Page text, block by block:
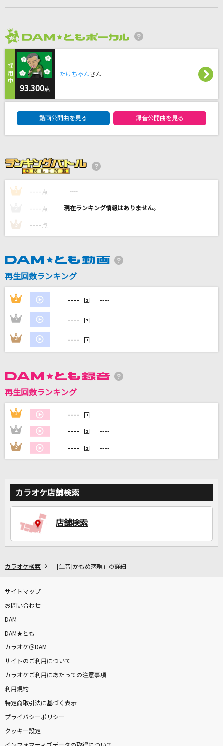
花火散って、君がちょっと遠くなる
[生音]ドライフラワー
優里
[生音]ちりぬるを
市川由紀乃
雪月花
ヤングスキニー
告白予行練習
HoneyWorks feat.GUMI
DAMの新曲・ランキングなど
カラオケ最新情報をチェック！
カラオケをもっと楽しもう！
自宅でカラオケ歌い放題！
93.300点
たけちゃんさん
動画公開曲を見る 録音公開曲を見る
1 ---- 点 ----
---- 点 ----
3 ---- 点 ----
再生回数ランキング
1 ---- 回 ----
2 ---- 回 ----
3 ---- 回 ----
再生回数ランキング
1 ---- 回 ----
2 ---- 回 ----
3 ---- 回 ----
カラオケ店舗検索
店舗検索
カラオケ検索 「[生音]かもめ恋唄」の詳細
サイトマップ
お問い合わせ
DAM
DAM★とも
カラオケ＠DAM
サイトのご利用について
カラオケご利用にあたっての注意事項
利用規約
特定商取引法に基づく表示
プライバシーポリシー
クッキー設定